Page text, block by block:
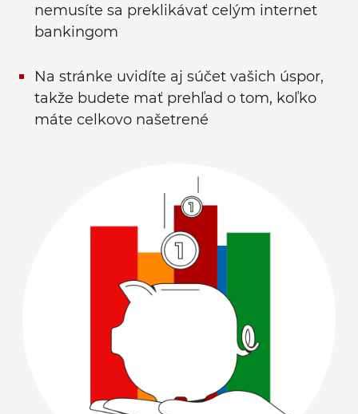
nemusíte sa preklikávať celým internet
bankingom
Na stránke uvidíte aj súčet vašich úspor,
takže budete mať prehľad o tom, koľko
máte celkovo našetrené